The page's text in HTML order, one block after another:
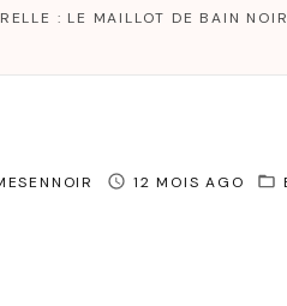
: LE MAILLOT DE BAIN
12 MOIS AGO